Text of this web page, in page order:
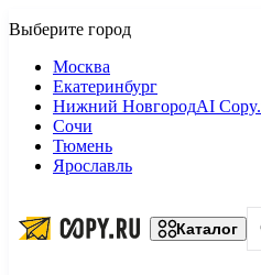
Москва
Екатеринбург
Нижний Новгород
Сочи
Тюмень
Ярославль
AI
Каталог